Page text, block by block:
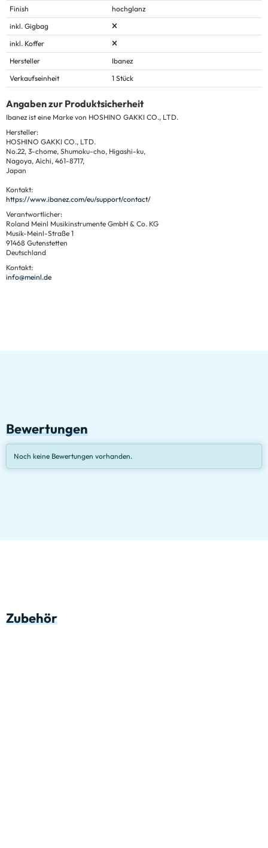
Finish
hochglanz
inkl. Gigbag
inkl. Koffer
Hersteller
Ibanez
Verkaufseinheit
1 Stück
Angaben zur Produktsicherheit
Ibanez ist eine Marke von HOSHINO GAKKI CO., LTD.
Hersteller:
HOSHINO GAKKI CO., LTD.
No.22, 3-chome, Shumoku-cho, Higashi-ku,
Nagoya, Aichi, 461-8717,
Japan
Kontakt:
https://www.ibanez.com/eu/support/contact/
Verantwortlicher:
Roland Meinl Musikinstrumente GmbH & Co. KG
Musik-Meinl-Straße 1
91468 Gutenstetten
Deutschland
Kontakt:
info@meinl.de
Bewertungen
Noch keine Bewertungen vorhanden.
Zubehör